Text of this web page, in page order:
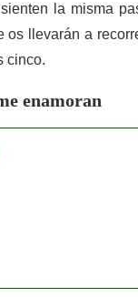
la misma
os llevarán a
cinco.
enamoran